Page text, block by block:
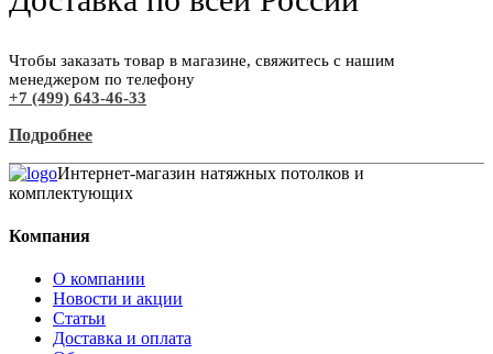
Чтобы заказать товар в магазине, свяжитесь с нашим
менеджером по телефону
+7 (499) 643-46-33
Подробнее
Интернет-магазин натяжных потолков и
комплектующих
Компания
О компании
Новости и акции
Статьи
Доставка и оплата